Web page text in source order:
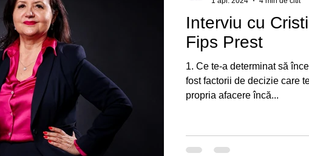
Interviu cu
Fips Prest
1. Ce te-a determinat să
fost factorii de decizie care
propria afacere încă...